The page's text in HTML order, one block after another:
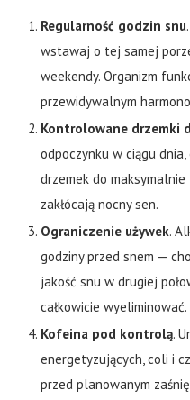
Regularność godzin snu
wstawaj o tej samej
weekendy. Organizm
przewidywalnym
Kontrolowane drzemki
odpoczynku w ciągu
drzemek do maksymalnie
zakłócają nocny sen.
Ograniczenie używek.
godziny przed snem —
jakość snu w drugiej
całkowicie wyeliminować.
Kofeina pod kontrolą.
energetyzujących, coli i
przed planowanym